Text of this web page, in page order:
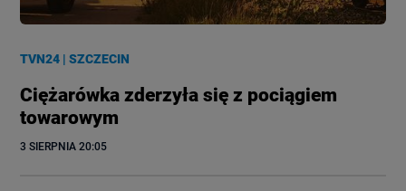
TVN24 |SZCZECIN
Ciężarówka zderzyła się z pociągiem
towarowym
3 SIERPNIA 20:05